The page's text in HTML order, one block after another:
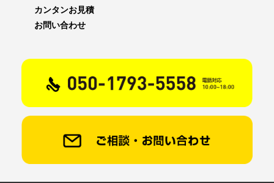
カンタンお見積
お問い合わせ